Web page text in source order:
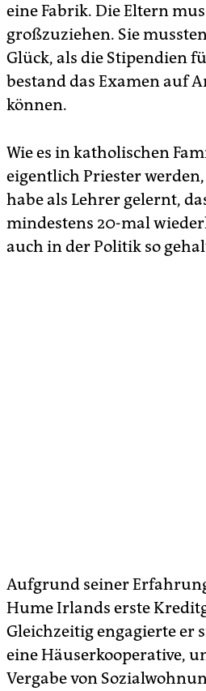
eine Fabrik. Die Eltern
großzuziehen. Sie
Glück, als die Stipendien
bestand das Examen auf
können.
Wie es in katholischen
eigentlich Priester
habe als Lehrer gelernt,
mindestens 20-mal
auch in der Politik so
Aufgrund seiner
Hume Irlands erste
Gleichzeitig engagierte er
eine Häuserkooperative,
Vergabe von